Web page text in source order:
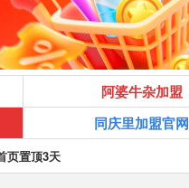
阿婆牛杂加盟
同庆里加盟官网
页置顶3天